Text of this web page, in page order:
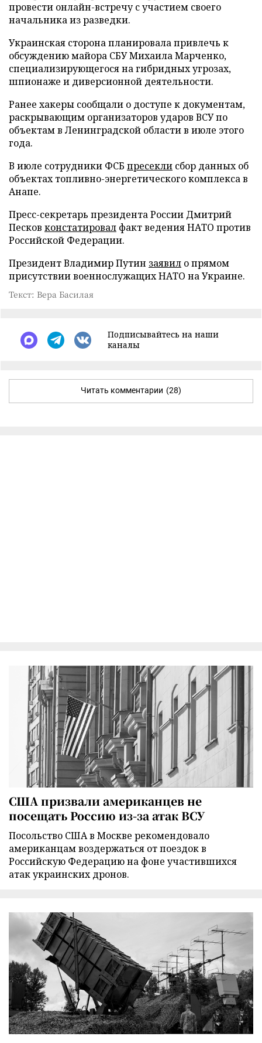
провести онлайн-встречу с участием своего
начальника из разведки.
Украинская сторона планировала привлечь к
обсуждению майора СБУ Михаила Марченко,
специализирующегося на гибридных угрозах,
шпионаже и диверсионной деятельности.
Ранее хакеры сообщали о доступе к документам,
раскрывающим организаторов ударов ВСУ по
объектам в Ленинградской области в июле этого
года.
В июле сотрудники ФСБ пресекли сбор данных об
объектах топливно-энергетического комплекса в
Анапе.
Пресс-секретарь президента России Дмитрий
Песков констатировал факт ведения НАТО против
Российской Федерации.
Президент Владимир Путин заявил о прямом
присутствии военнослужащих НАТО на Украине.
Текст: Вера Басилая
Подписывайтесь на наши
каналы
Читать комментарии (28)
США призвали американцев не
посещать Россию из-за атак ВСУ
Посольство США в Москве рекомендовало
американцам воздержаться от поездок в
Российскую Федерацию на фоне участившихся
атак украинских дронов.